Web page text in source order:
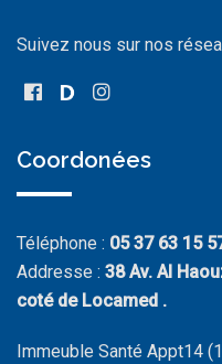
Suivez nous sur nos
Coordonées
Téléphone : 05 37 63 15
Addresse : 38 Av. Al
coté de Locamed .
Immeuble Santé Appt14